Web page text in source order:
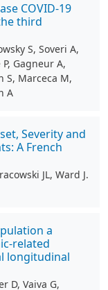
COVID-19
third
S, Soveri A,
Gagneur A,
S, Marceca M,
A
Severity and
A French
JL, Ward J.
a
related
longitudinal
D, Vaiva G,